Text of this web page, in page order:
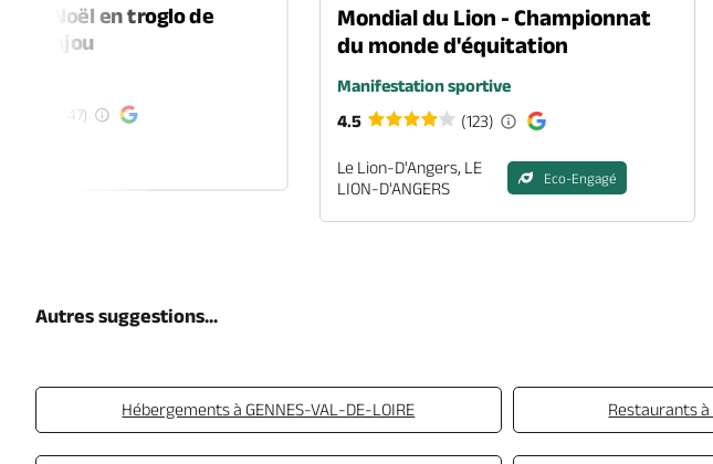
de Noël en troglo de
en-Anjou
(47)
Mondial du Lion - Championnat
du monde d'équitation
Manifestation sportive
4.5
(123)
Le Lion-D'Angers, LE
LION-D'ANGERS
Eco-Engagé
Autres suggestions...
Hébergements à GENNES-VAL-DE-LOIRE Restaurants à